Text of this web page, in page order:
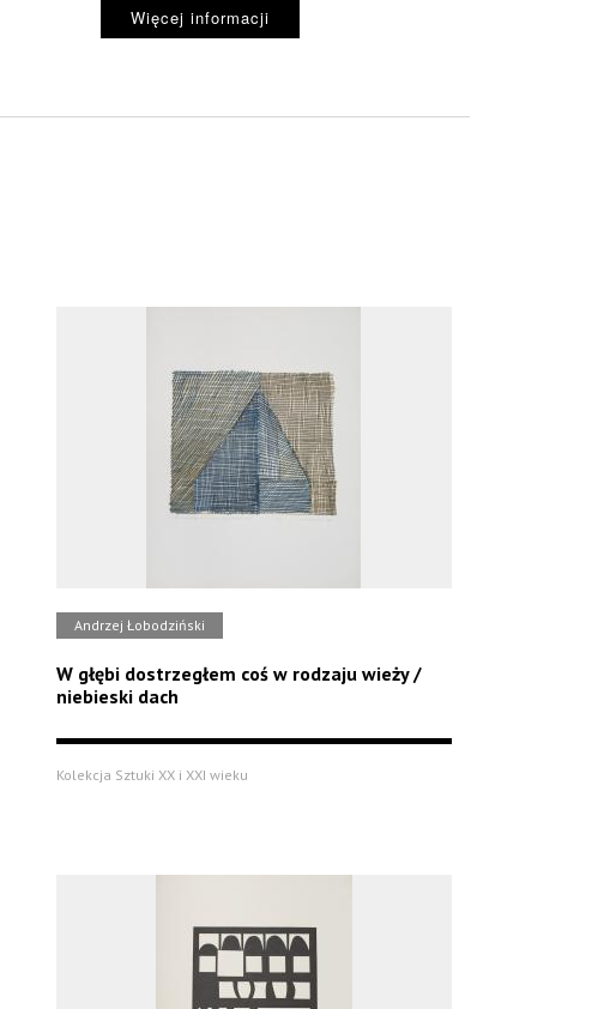
Więcej informacji
Andrzej Łobodziński
W głębi dostrzegłem coś w rodzaju wieży /
niebieski dach
Kolekcja Sztuki XX i XXI wieku